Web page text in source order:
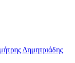
Δημητριάδης